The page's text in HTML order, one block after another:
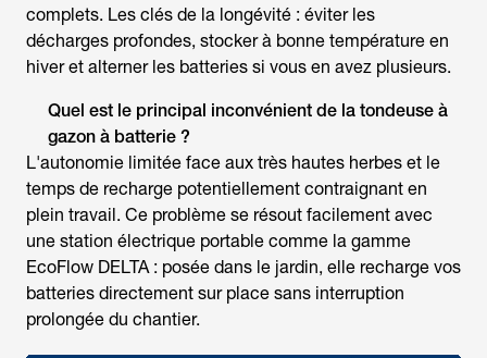
complets. Les clés de la longévité : éviter les
décharges profondes, stocker à bonne température en
hiver et alterner les batteries si vous en avez plusieurs.
Quel est le principal inconvénient de la tondeuse à
gazon à batterie ?
L'autonomie limitée face aux très hautes herbes et le
temps de recharge potentiellement contraignant en
plein travail. Ce problème se résout facilement avec
une station électrique portable comme la gamme
EcoFlow DELTA : posée dans le jardin, elle recharge vos
batteries directement sur place sans interruption
prolongée du chantier.